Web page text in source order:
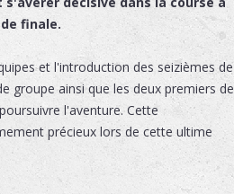
finale.
et l'introduction des seizièmes de
groupe ainsi que les deux premiers de
l'aventure. Cette
précieux lors de cette ultime